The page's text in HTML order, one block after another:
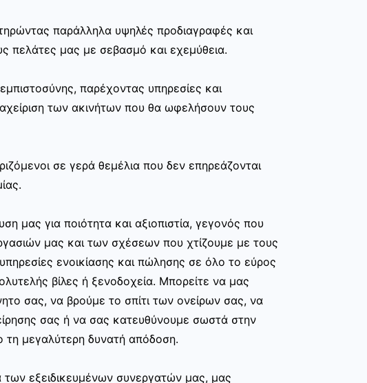
παράλληλα υψηλές προδιαγραφές και
πελάτες μας με σεβασμό και εχεμύθεια.
παρέχοντας υπηρεσίες και
των ακινήτων που θα ωφελήσουν τους
σε γερά θεμέλια που δεν επηρεάζονται
μας για ποιότητα και αξιοπιστία, γεγονός που
μας και των σχέσεων που χτίζουμε με τους
ενοικίασης και πώλησης σε όλο το εύρος
βίλες ή ξενοδοχεία. Μπορείτε να μας
σας, να βρούμε το σπίτι των ονείρων σας, να
σας ή να σας κατευθύνουμε σωστά στην
μεγαλύτερη δυνατή απόδοση.
των εξειδικευμένων συνεργατών μας, μας